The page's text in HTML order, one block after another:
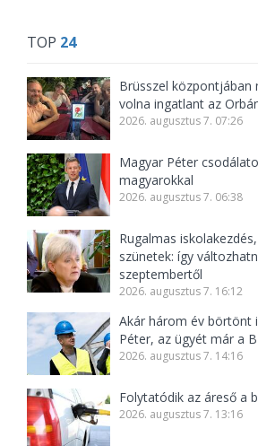
TOP 24
Brüsszel
volna ingatlant az
2026. augusztus 7. 07:26
Magyar Péter
magyarokkal
2026. augusztus 7. 06:38
Rugalmas
szünetek: így
szeptembertől
2026. augusztus 7. 16:12
Akár három év börtönt
Péter, az ügyét már a
2026. augusztus 7. 14:16
Folytatódik az áreső a
2026. augusztus 7. 13:16